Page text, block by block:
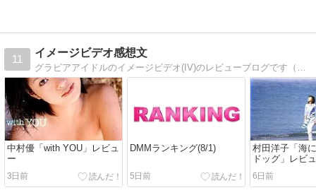
11
イメージビデオ感想文
グラビアアイドルのイメージビデオ(IV)のレビューブログです（毎週月曜19時更新）
中村優「with YOU」レビュ
ー
3日前
DMMランキング(8/1)
5日前
村田洋子「海
ドッグ」レビ
6日前